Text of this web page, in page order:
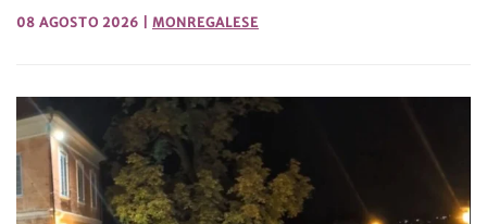
08 AGOSTO 2026 MONREGALESE